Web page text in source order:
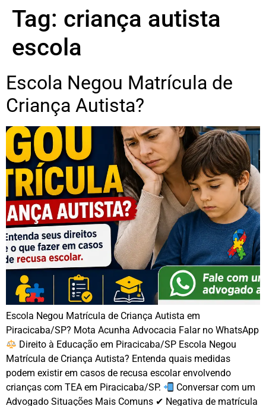
Tag: criança autista
escola
Escola Negou Matrícula de
Criança Autista?
Escola Negou Matrícula de Criança Autista em
Piracicaba/SP? Mota Acunha Advocacia Falar no WhatsApp
Direito à Educação em Piracicaba/SP Escola Negou
Matrícula de Criança Autista? Entenda quais medidas
podem existir em casos de recusa escolar envolvendo
crianças com TEA em Piracicaba/SP.
Conversar com um
Advogado Situações Mais Comuns ✔ Negativa de matrícula